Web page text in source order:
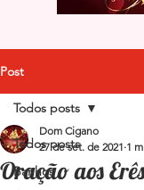
Post
Todos posts
Banhos
Todos posts
Oração aos Erês
Dom Cigano
27 de set. de 2021 1